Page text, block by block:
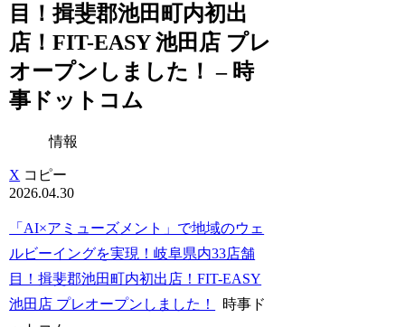
目！揖斐郡池田町内初出
店！FIT-EASY 池田店 プレ
オープンしました！ – 時
事ドットコム
情報
X コピー
2026.04.30
「AI×アミューズメント」で地域のウェ
ルビーイングを実現！岐阜県内33店舗
目！揖斐郡池田町内初出店！FIT-EASY
池田店 プレオープンしました！
時事ド